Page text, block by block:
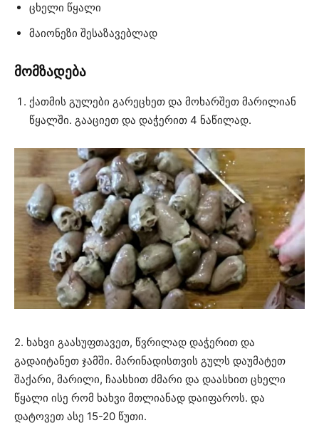
ცხელი წყალი
მაიონეზი შესაზავებლად
მომზადება
ქათმის გულები გარეცხეთ და მოხარშეთ მარილიან
წყალში. გააციეთ და დაჭერით 4 ნაწილად.
2. ხახვი გაასუფთავეთ, წვრილად დაჭერით და
გადაიტანეთ ჯამში. მარინადისთვის გულს დაუმატეთ
შაქარი, მარილი, ჩაასხით ძმარი და დაასხით ცხელი
წყალი ისე რომ ხახვი მთლიანად დაიფაროს. და
დატოვეთ ასე 15-20 წუთი.